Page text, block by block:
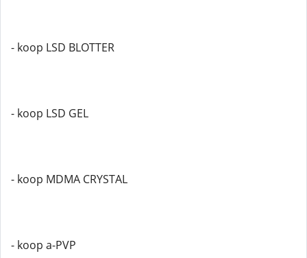
- koop LSD BLOTTER
- koop LSD GEL
- koop MDMA CRYSTAL
- koop a-PVP